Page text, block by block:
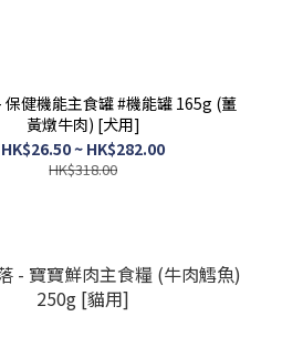
保健機能主食罐 #機能罐 165g (薑
黃燉牛肉) [犬用]
HK$26.50 ~ HK$282.00
HK$318.00